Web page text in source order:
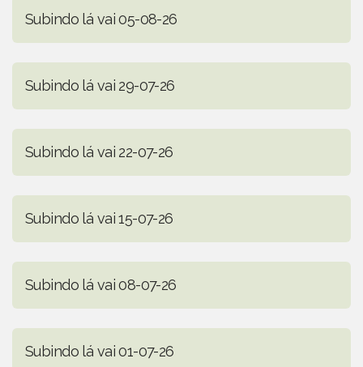
Subindo lá vai 05-08-26
Subindo lá vai 29-07-26
Subindo lá vai 22-07-26
Subindo lá vai 15-07-26
Subindo lá vai 08-07-26
Subindo lá vai 01-07-26